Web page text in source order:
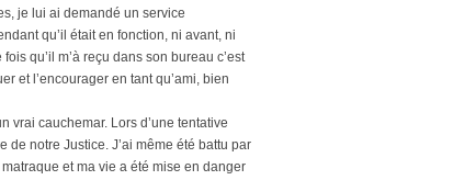
je lui ai demandé un service
qu’il était en fonction, ni avant, ni
qu’il m’à reçu dans son bureau c’est
et l’encourager en tant qu’ami, bien
vrai cauchemar. Lors d’une tentative
de notre Justice. J’ai même été battu par
et ma vie a été mise en danger